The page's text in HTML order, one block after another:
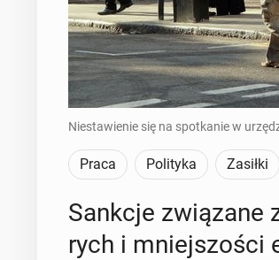
Niestawienie się na spotkanie w
Praca Polityka Zasiłki
Sankcje zwią­za­ne
rych i mniej­szo­ści